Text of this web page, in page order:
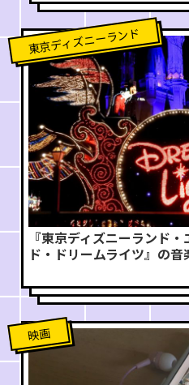
東京ディズニーランド
『東京ディズニーランド
ド・ドリームライツ』の音
映画